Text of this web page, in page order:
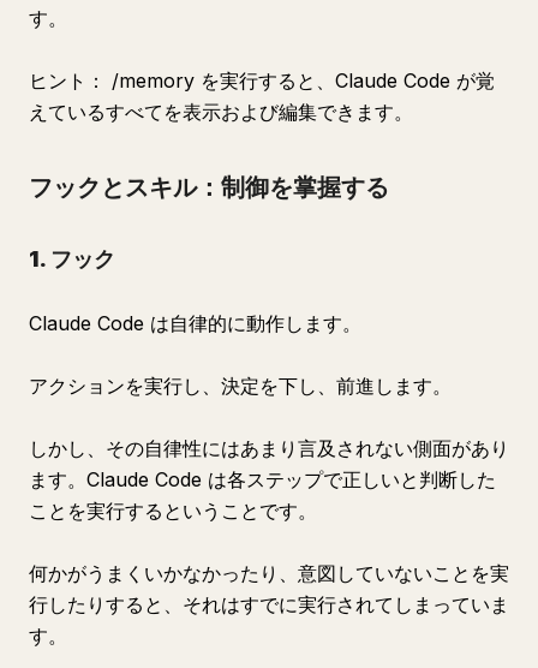
す。
ヒント： /memory を実行すると、Claude Code が覚
えているすべてを表示および編集できます。
フックとスキル：制御を掌握する
1. フック
Claude Code は自律的に動作します。
アクションを実行し、決定を下し、前進します。
しかし、その自律性にはあまり言及されない側面があり
ます。Claude Code は各ステップで正しいと判断した
ことを実行するということです。
何かがうまくいかなかったり、意図していないことを実
行したりすると、それはすでに実行されてしまっていま
す。